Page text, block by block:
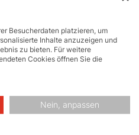
Oberschenkelbereich.
Besucherdaten platzieren, um
Inhalte anzuzeigen und
zu bieten. Für weitere
Cookies öffnen Sie die
Nein, anpassen